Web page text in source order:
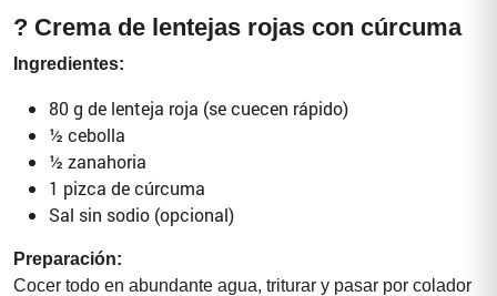
? Crema de lentejas rojas con cúrcuma
Ingredientes:
80 g de lenteja roja (se cuecen rápido)
½ cebolla
½ zanahoria
1 pizca de cúrcuma
Sal sin sodio (opcional)
Preparación:
Cocer todo en abundante agua, triturar y pasar por colador